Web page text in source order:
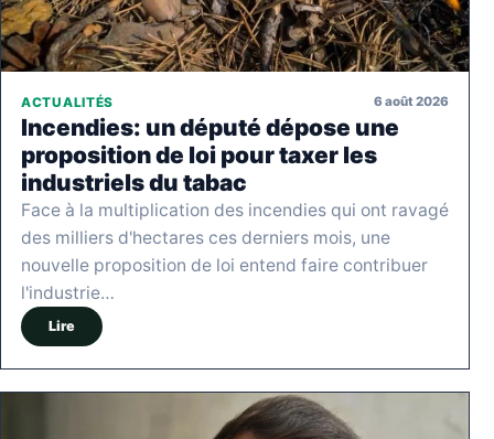
ACTUALITÉS 6 août 2026
Incendies: un député dépose une
proposition de loi pour taxer les
industriels du tabac
Face à la multiplication des incendies qui ont ravagé
des milliers d'hectares ces derniers mois, une
nouvelle proposition de loi entend faire contribuer
l'industrie…
Lire